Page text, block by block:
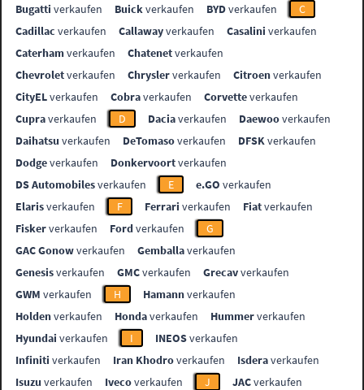
Bugatti verkaufen Buickverkaufen BYDverkaufen
C
Cadillac verkaufen Callawayverkaufen Casalini verkaufen
Caterhamverkaufen Chatenetverkaufen
Chevroletverkaufen Chryslerverkaufen Citroenverkaufen
CityELverkaufen Cobraverkaufen Corvetteverkaufen
Cupraverkaufen D Daciaverkaufen Daewooverkaufen
Daihatsu verkaufen DeTomasoverkaufen DFSKverkaufen
Dodgeverkaufen Donkervoortverkaufen
DS Automobilesverkaufen E e.GO verkaufen
Elarisverkaufen F Ferrari verkaufen Fiatverkaufen
Fiskerverkaufen Fordverkaufen
G
GAC Gonowverkaufen Gemballaverkaufen
Genesisverkaufen GMCverkaufen Grecavverkaufen
GWM verkaufen H Hamannverkaufen
Holdenverkaufen Hondaverkaufen Hummerverkaufen
Hyundai verkaufen I INEOSverkaufen
Infiniti verkaufen Iran Khodroverkaufen Isderaverkaufen
Isuzu verkaufen Ivecoverkaufen J JACverkaufen